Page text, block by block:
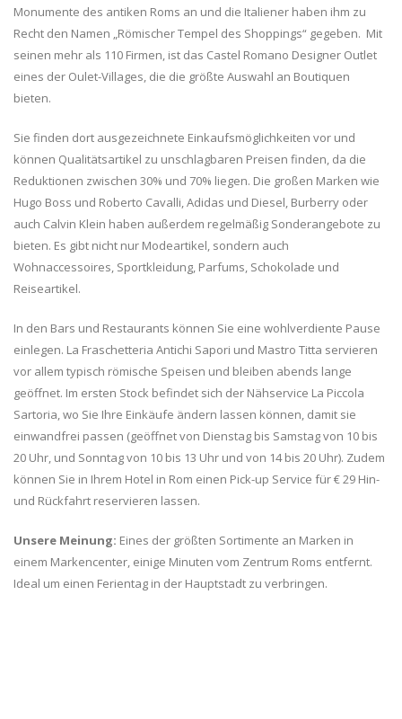
Monumente des antiken Roms an und die Italiener haben ihm zu
Recht den Namen „Römischer Tempel des Shoppings“ gegeben. Mit
seinen mehr als 110 Firmen, ist das Castel Romano Designer Outlet
eines der Oulet-Villages, die die größte Auswahl an Boutiquen
bieten.
Sie finden dort ausgezeichnete Einkaufsmöglichkeiten vor und
können Qualitätsartikel zu unschlagbaren Preisen finden, da die
Reduktionen zwischen 30% und 70% liegen. Die großen Marken wie
Hugo Boss und Roberto Cavalli, Adidas und Diesel, Burberry oder
auch Calvin Klein haben außerdem regelmäßig Sonderangebote zu
bieten. Es gibt nicht nur Modeartikel, sondern auch
Wohnaccessoires, Sportkleidung, Parfums, Schokolade und
Reiseartikel.
In den Bars und Restaurants können Sie eine wohlverdiente Pause
einlegen. La Fraschetteria Antichi Sapori und Mastro Titta servieren
vor allem typisch römische Speisen und bleiben abends lange
geöffnet. Im ersten Stock befindet sich der Nähservice La Piccola
Sartoria, wo Sie Ihre Einkäufe ändern lassen können, damit sie
einwandfrei passen (geöffnet von Dienstag bis Samstag von 10 bis
20 Uhr, und Sonntag von 10 bis 13 Uhr und von 14 bis 20 Uhr). Zudem
können Sie in Ihrem Hotel in Rom einen Pick-up Service für € 29 Hin-
und Rückfahrt reservieren lassen.
Unsere Meinung: Eines der größten Sortimente an Marken in
einem Markencenter, einige Minuten vom Zentrum Roms entfernt.
Ideal um einen Ferientag in der Hauptstadt zu verbringen.